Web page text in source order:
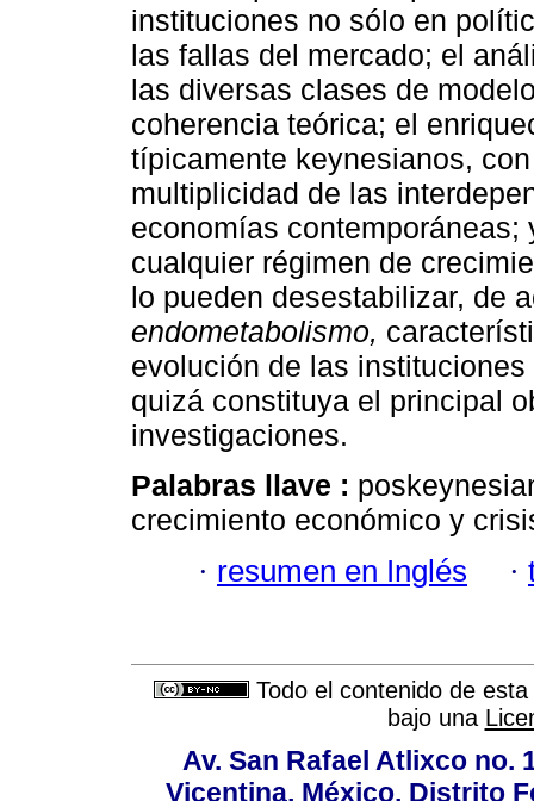
instituciones no sólo en
las fallas del mercado; el
las diversas clases de
coherencia teórica; el
típicamente keynesianos,
multiplicidad de las
economías
cualquier régimen de
lo pueden desestabilizar, de
endometabolismo,
evolución de las
quizá constituya el principal
investigaciones.
Palabras llave :
crecimiento económico y
· resumen en Inglés ·
Todo el contenido de
bajo una
Av. San Rafael Atlixco no.
Vicentina, México, Distrito